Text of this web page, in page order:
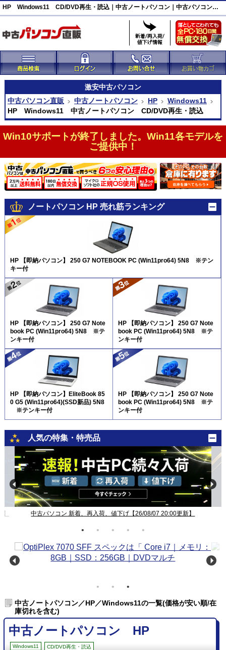
HP Windows11 CD/DVD再生・読込｜中古ノートパソコン｜中古パソコン直販
激安中古パソコン
中古パソコン直販
中古ノートパソコン HP
Windows11
HP Windows11 中古ノートパソコン CD/DVD再生・読込
Win10サポートが終了しました。Win11各モデルを
ご提供中！
ノートパソコン HP 売れ筋ランキング
HP 【即納パソコン】 250 G7 NOTEBOOK PC (Win11pro64) 5N8 ※テン
キー付
HP 【即納パソコン】 250 G7 Note
book PC (Win11pro64) 5N8 ※テ
ンキー付
HP 【即納パソコン】 250 G7 Note
book PC (Win11pro64) 5N8 ※テ
ンキー付
HP 【即納パソコン】EliteBook 85
0 G5 (Win11pro64)(SSD新品) 5N8
※テンキー付
HP 【即納パソコン】 250 G7 Note
book PC (Win11pro64) 5N8 ※テ
ンキー付
人気の特集・特売品
中古パソコン 新着、再入荷、値下げ【26/08/07 20:00更新】
中古ノートパソコン／HP／Windows11の一覧(価格が安い順/在
庫切れを含む)
中古ノートパソコン HP
Windows11 CD/DVD再生・読込